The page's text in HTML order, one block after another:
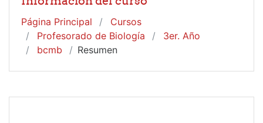
Página Principal
Cursos
Profesorado de Biología
3er. Año
bcmb
Resumen